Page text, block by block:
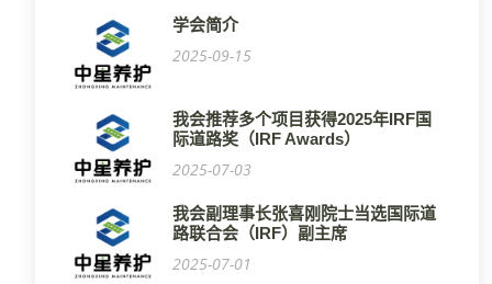
学会简介
2025-09-15
我会推荐多个项目获得2025年IRF国
际道路奖（IRF Awards）
2025-07-03
我会副理事长张喜刚院士当选国际道
路联合会（IRF）副主席
2025-07-01